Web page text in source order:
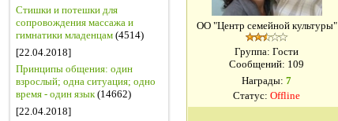
Стишки и потешки для
сопровождения массажа и
гимнатики младенцам (4514)
[22.04.2018]
Принципы общения: один
взрослый; одна ситуация; одно
время - один язык(14662)
[22.04.2018]
ОО "Центр семейной культуры"
Группа: Гости
Сообщений: 109
Награды: 7
Статус: Offline